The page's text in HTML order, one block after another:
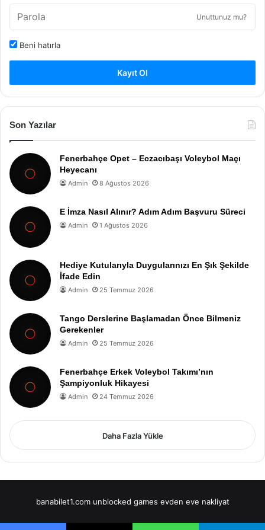
Unuttunuz mu?
Beni hatırla
Kayıt Ol
Son Yazılar
Fenerbahçe Opet – Eczacıbaşı Voleybol Maçı
Heyecanı
Admin 8 Ağustos 2026
E İmza Nasıl Alınır? Adım Adım Başvuru Süreci
Admin 1 Ağustos 2026
Hediye Kutularıyla Duygularınızı En Şık Şekilde
İfade Edin
Admin 25 Temmuz 2026
Tango Derslerine Başlamadan Önce Bilmeniz
Gerekenler
Admin 25 Temmuz 2026
Fenerbahçe Erkek Voleybol Takımı’nın
Şampiyonluk Hikayesi
Admin 24 Temmuz 2026
Daha Fazla Yükle
banabilet1.com unblocked games evden eve nakliyat